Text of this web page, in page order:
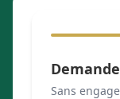
Sans